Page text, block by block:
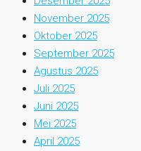
November 2025
Oktober 2025
September 2025
Agustus 2025
Juli 2025
Juni 2025
Mei 2025
April 2025